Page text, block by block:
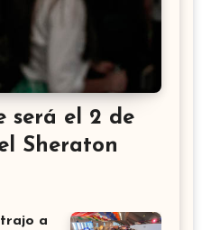
será el 2 de
Sheraton
a